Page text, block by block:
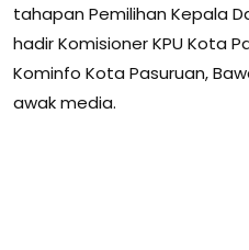
tahapan Pemilihan Kepala
hadir Komisioner KPU Kota
Kominfo Kota Pasuruan,
awak media.